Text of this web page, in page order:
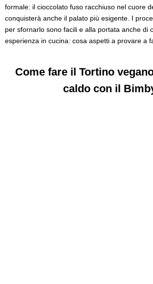
formale: il cioccolato fuso racchiuso nel cuore
conquisterà anche il palato più esigente. I
per sfornarlo sono facili e alla portata anche di
esperienza in cucina: cosa aspetti a provare a
Come fare il Tortino
caldo con il